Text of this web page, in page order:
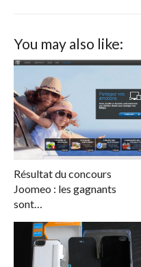
You may also like:
Résultat du concours
Joomeo : les gagnants
sont…